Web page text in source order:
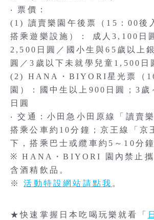
‧ 票價：
(1) 讀賣樂園午後票（15：00後
搭乘遊樂設施）： 成人3,100日
2,500日圓／國小生與65歲以上
圓／3歲以下未就學兒童1,500日
(2) HANA・BIYORI星光票（
園）：國中生以上900日圓；3歲
日圓
‧ 交通：小田急小田原線「讀賣
搭乘公車約10分鐘；京王線「京
下，搭乘巴士或纜車約5～10分鐘
※ HANA・BIYORI 園內禁止攜
含酒精飲品。
※活動特設網站請點我 。
★快速掌握日本吃喝玩樂就看「